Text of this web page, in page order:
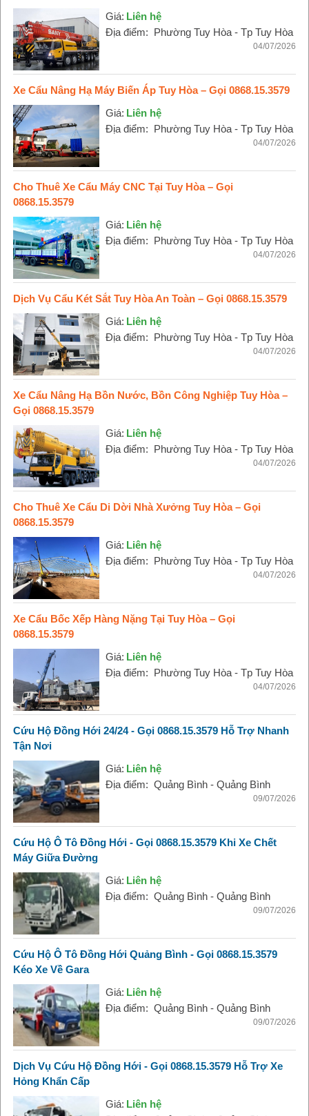
Giá: Liên hệ
Địa điểm: Phường Tuy Hòa - Tp Tuy Hòa
04/07/2026
Xe Cẩu Nâng Hạ Máy Biến Áp Tuy Hòa – Gọi 0868.15.3579
Giá: Liên hệ
Địa điểm: Phường Tuy Hòa - Tp Tuy Hòa
04/07/2026
Cho Thuê Xe Cẩu Máy CNC Tại Tuy Hòa – Gọi
0868.15.3579
Giá: Liên hệ
Địa điểm: Phường Tuy Hòa - Tp Tuy Hòa
04/07/2026
Dịch Vụ Cẩu Két Sắt Tuy Hòa An Toàn – Gọi 0868.15.3579
Giá: Liên hệ
Địa điểm: Phường Tuy Hòa - Tp Tuy Hòa
04/07/2026
Xe Cẩu Nâng Hạ Bồn Nước, Bồn Công Nghiệp Tuy Hòa –
Gọi 0868.15.3579
Giá: Liên hệ
Địa điểm: Phường Tuy Hòa - Tp Tuy Hòa
04/07/2026
Cho Thuê Xe Cẩu Di Dời Nhà Xưởng Tuy Hòa – Gọi
0868.15.3579
Giá: Liên hệ
Địa điểm: Phường Tuy Hòa - Tp Tuy Hòa
04/07/2026
Xe Cẩu Bốc Xếp Hàng Nặng Tại Tuy Hòa – Gọi
0868.15.3579
Giá: Liên hệ
Địa điểm: Phường Tuy Hòa - Tp Tuy Hòa
04/07/2026
Cứu Hộ Đồng Hới 24/24 - Gọi 0868.15.3579 Hỗ Trợ Nhanh
Tận Nơi
Giá: Liên hệ
Địa điểm: Quảng Bình - Quảng Bình
09/07/2026
Cứu Hộ Ô Tô Đồng Hới - Gọi 0868.15.3579 Khi Xe Chết
Máy Giữa Đường
Giá: Liên hệ
Địa điểm: Quảng Bình - Quảng Bình
09/07/2026
Cứu Hộ Ô Tô Đồng Hới Quảng Bình - Gọi 0868.15.3579
Kéo Xe Về Gara
Giá: Liên hệ
Địa điểm: Quảng Bình - Quảng Bình
09/07/2026
Dịch Vụ Cứu Hộ Đồng Hới - Gọi 0868.15.3579 Hỗ Trợ Xe
Hỏng Khẩn Cấp
Giá: Liên hệ